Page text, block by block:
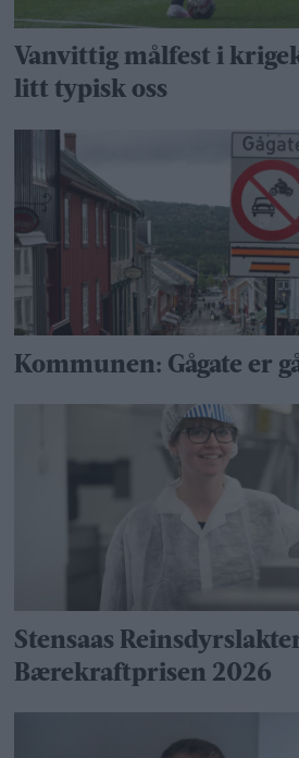
Vanvittig målfest i
litt typisk oss
Kommunen: Gågate er
Stensaas
Bærekraftprisen 2026